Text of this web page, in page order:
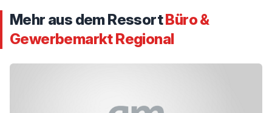
Mehr aus dem RessortBüro &
Gewerbemarkt Regional